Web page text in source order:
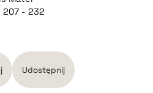
207 - 232
Udostępnij